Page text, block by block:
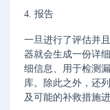
4. 报告
一旦进行了评估并
器就会生成一份详
细信息、用于检测
库。除此之外，还
及可能的补救措施